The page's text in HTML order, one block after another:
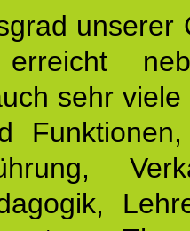
unserer
erreicht
sehr